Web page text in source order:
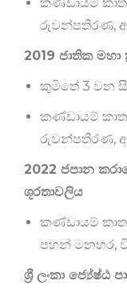
රුවන්පතිරණ,
2019 ජාතික
කුමිතේ 3 වන
කණ්ඩායම්
රුවන්පතිරණ,
2022 ජපාන
ශූරතාවලිය
කණ්ඩායම්
පහන් මනහර,
ශ්‍රී ලංකා ජ්‍යේෂ්ඨ